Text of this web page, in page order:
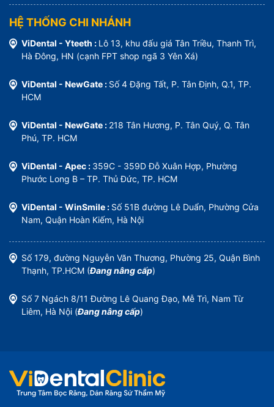
HỆ THỐNG CHI NHÁNH
ViDental - Yteeth : Lô 13, khu đấu giá Tân Triều, Thanh Trì,
Hà Đông, HN (cạnh FPT shop ngã 3 Yên Xá)
ViDental - NewGate : Số 4 Đặng Tất, P. Tân Định, Q.1, TP.
HCM
ViDental - NewGate : 218 Tân Hương, P. Tân Quý, Q. Tân
Phú, TP. HCM
ViDental - Apec : 359C - 359D Đỗ Xuân Hợp, Phường
Phước Long B – TP. Thủ Đức, TP. HCM
ViDental - WinSmile : Số 51B đường Lê Duẩn, Phường Cửa
Nam, Quận Hoàn Kiếm, Hà Nội
Số 179, đường Nguyễn Văn Thương, Phường 25, Quận Bình
Thạnh, TP.HCM (Đang nâng cấp)
Số 7 Ngách 8/11 Đường Lê Quang Đạo, Mễ Trì, Nam Từ
Liêm, Hà Nội (Đang nâng cấp)